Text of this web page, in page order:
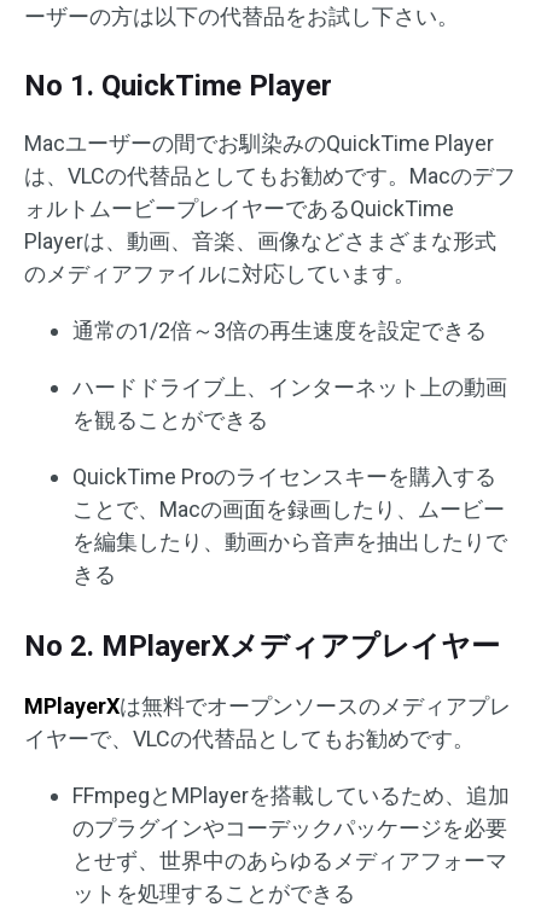
ーザーの方は以下の代替品をお試し下さい。
No 1. QuickTime Player
Macユーザーの間でお馴染みのQuickTime Player
は、VLCの代替品としてもお勧めです。Macのデフ
ォルトムービープレイヤーであるQuickTime
Playerは、動画、音楽、画像などさまざまな形式
のメディアファイルに対応しています。
通常の1/2倍～3倍の再生速度を設定できる
ハードドライブ上、インターネット上の動画
を観ることができる
QuickTime Proのライセンスキーを購入する
ことで、Macの画面を録画したり、ムービー
を編集したり、動画から音声を抽出したりで
きる
No 2. MPlayerXメディアプレイヤー
MPlayerXは無料でオープンソースのメディアプレ
イヤーで、VLCの代替品としてもお勧めです。
FFmpegとMPlayerを搭載しているため、追加
のプラグインやコーデックパッケージを必要
とせず、世界中のあらゆるメディアフォーマ
ットを処理することができる